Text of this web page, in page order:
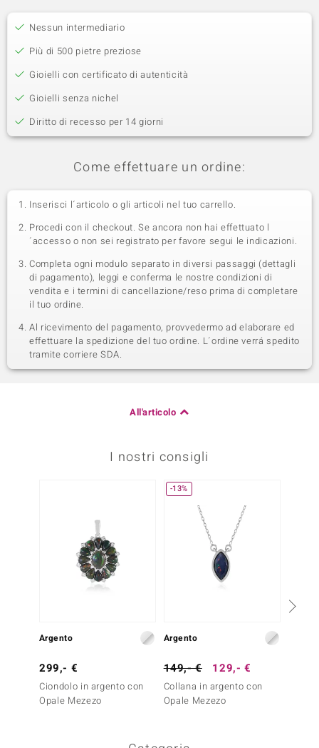
Nessun intermediario
Più di 500 pietre preziose
Gioielli con certificato di autenticità
Gioielli senza nichel
Diritto di recesso per 14 giorni
Come effettuare un ordine:
Inserisci l´articolo o gli articoli nel tuo carrello.
Procedi con il checkout. Se ancora non hai effettuato l
´accesso o non sei registrato per favore segui le indicazioni.
Completa ogni modulo separato in diversi passaggi (dettagli
di pagamento), leggi e conferma le nostre condizioni di
vendita e i termini di cancellazione/reso prima di completare
il tuo ordine.
Al ricevimento del pagamento, provvedermo ad elaborare ed
effettuare la spedizione del tuo ordine. L´ordine verrá spedito
tramite corriere SDA.
All'articolo
I nostri consigli
Argento
299,- €
Ciondolo in argento con
Opale Mezezo
-13%
Argento
149,- € 129,- €
Collana in argento con
Opale Mezezo